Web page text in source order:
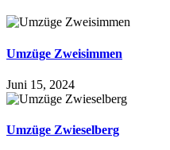
Umzüge Zweisimmen
Juni 15, 2024
Umzüge Zwieselberg